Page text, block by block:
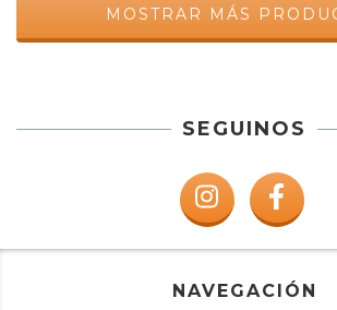
MOSTRAR MÁS
SEGUINOS
NAVEGACIÓN